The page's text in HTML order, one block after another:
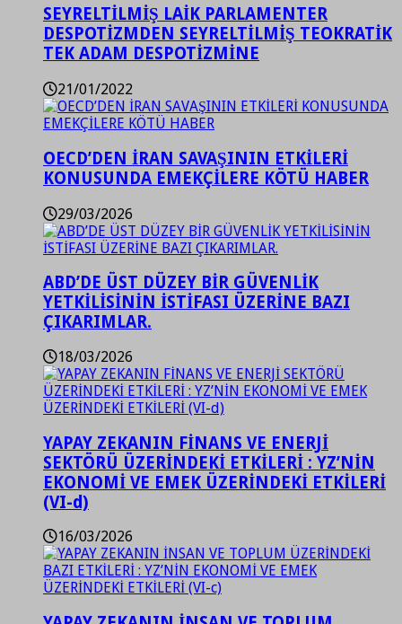
SEYRELTİLMİŞ LAİK PARLAMENTER
DESPOTİZMDEN SEYRELTİLMİŞ TEOKRATİK
TEK ADAM DESPOTİZMİNE
21/01/2022
OECD’DEN İRAN SAVAŞININ ETKİLERİ
KONUSUNDA EMEKÇİLERE KÖTÜ HABER
29/03/2026
ABD’DE ÜST DÜZEY BİR GÜVENLİK
YETKİLİSİNİN İSTİFASI ÜZERİNE BAZI
ÇIKARIMLAR.
18/03/2026
YAPAY ZEKANIN FİNANS VE ENERJİ
SEKTÖRÜ ÜZERİNDEKİ ETKİLERİ : YZ’NİN
EKONOMİ VE EMEK ÜZERİNDEKİ ETKİLERİ
(VI-d)
16/03/2026